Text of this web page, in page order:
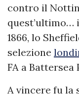
contro il
quest’ultimo…
1866, lo
selezione
FA a Battersea
A vincere fu la